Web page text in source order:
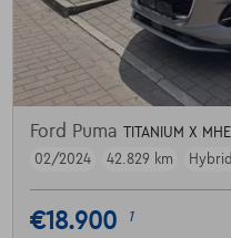
Ford Puma TITANIUM X
02/2024
42.829 km
€18.900 1